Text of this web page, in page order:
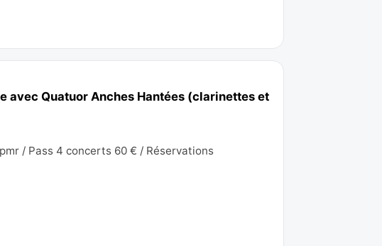
avec Quatuor Anches Hantées (clarinettes et
/ Pass 4 concerts 60 € / Réservations